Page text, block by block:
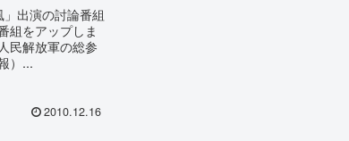
出演の討論番組
組をアップしま
民解放軍の総参
）...
2010.12.16